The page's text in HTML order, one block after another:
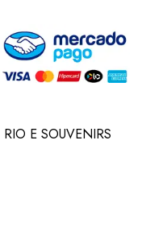
E SOUVENIRS